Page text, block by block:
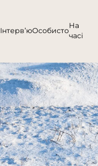
Інтерв’юОсобисто
На
часі